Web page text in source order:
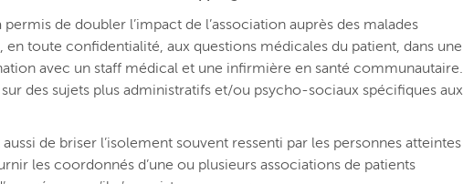
de doubler l’impact de l’association auprès des malades
toute confidentialité, aux questions médicales du patient, dans une
avec un staff médical et une infirmière en santé communautaire.
des sujets plus administratifs et/ou psycho-sociaux spécifiques aux
de briser l’isolement souvent ressenti par les personnes atteintes
les coordonnés d’une ou plusieurs associations de patients